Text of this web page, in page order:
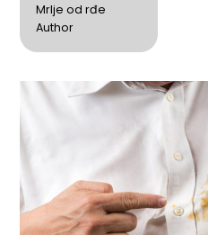
Mrlje od rđe
Author